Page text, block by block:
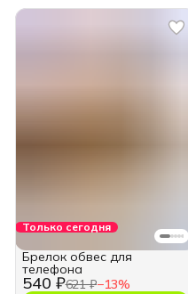
Только сегодня
540 ₽621 ₽−13%
Брелок обвес для
телефона